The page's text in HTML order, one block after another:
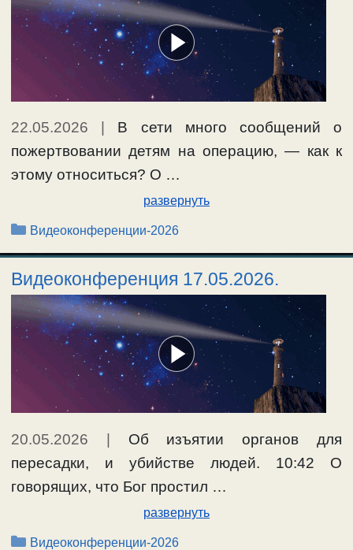
22.05.2026
В сети много сообщений о
пожертвовании детям на операцию, — как к
этому относиться? О …
развернуть
Рубрики
Видеоконференции-2026
Видеоконференция 17.05.2026.
20.05.2026 | Об изъятии органов для
пересадки, и убийстве людей. 10:42 О
говорящих, что Бог простил …
развернуть
Рубрики
Видеоконференции-2026